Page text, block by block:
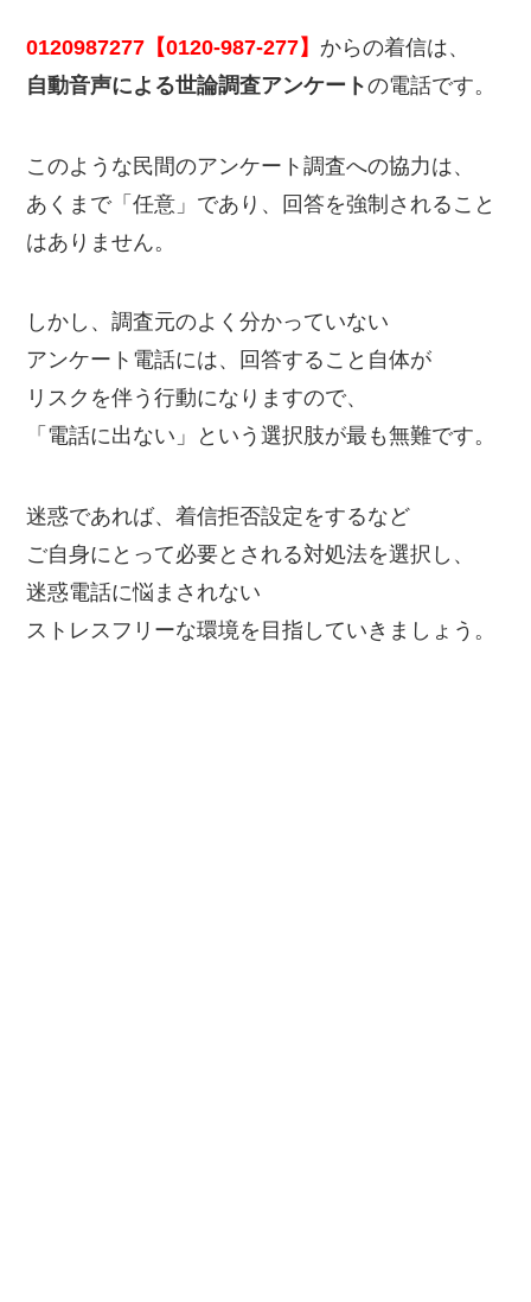
0120987277【0120-987-277】 からの着信は、
自動音声による世論調査アンケートの電話です。
このような民間のアンケート調査への協力は、
あくまで「任意」であり、回答を強制されること
はありません。
しかし、調査元のよく分かっていない
アンケート電話には、回答すること自体が
リスクを伴う行動になりますので、
「電話に出ない」という選択肢が最も無難です。
迷惑であれば、着信拒否設定をするなど
ご自身にとって必要とされる対処法を選択し、
迷惑電話に悩まされない
ストレスフリーな環境を目指していきましょう。